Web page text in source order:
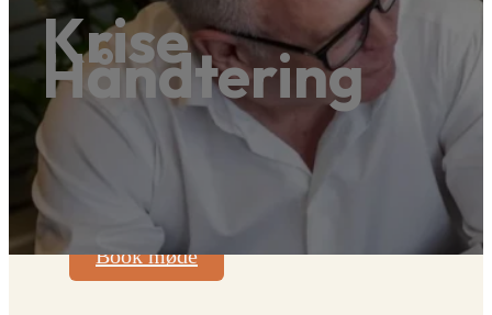
Viden og Inspiration
HR Services
Book møde
Krise
Håndtering